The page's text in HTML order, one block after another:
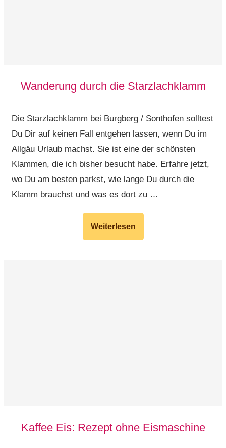
Wanderung durch die Starzlachklamm
Die Starzlachklamm bei Burgberg / Sonthofen solltest
Du Dir auf keinen Fall entgehen lassen, wenn Du im
Allgäu Urlaub machst. Sie ist eine der schönsten
Klammen, die ich bisher besucht habe. Erfahre jetzt,
wo Du am besten parkst, wie lange Du durch die
Klamm brauchst und was es dort zu …
Weiterlesen
Kaffee Eis: Rezept ohne Eismaschine